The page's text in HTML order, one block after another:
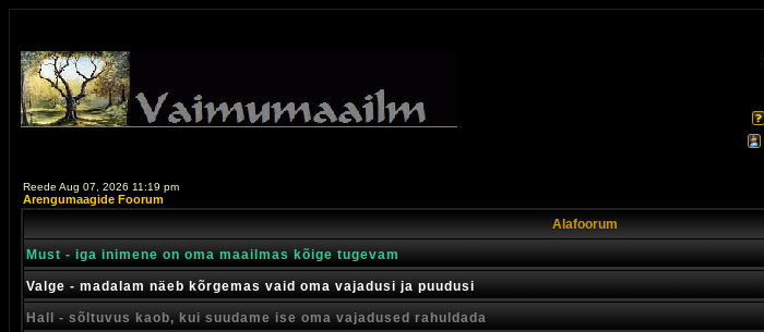
Reede Aug 07, 2026 11:19 pm
Arengumaagide Foorum
Alafoorum
Must - iga inimene on oma maailmas kõige tugevam
Valge - madalam näeb kõrgemas vaid oma vajadusi ja puudusi
Hall - sõltuvus kaob, kui suudame ise oma vajadused rahuldada